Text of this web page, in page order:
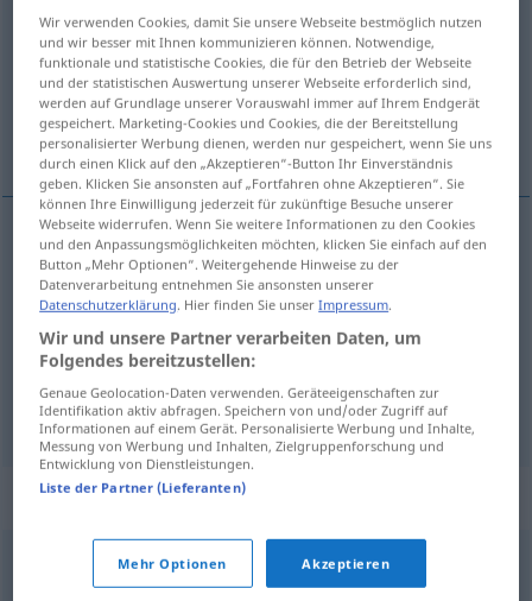
olycka [˅uːlyka]s
Übersicht aller Übersetzungen
(Für mehr Details die Übersetzung anklicken/antippen)
Unglück, Unheil, Unfall
Unglückn olycka
Unheiln olycka
Unfallm olycka
Beispielsätze für "olycka"
det har skett en olycka
Wir verwenden Cookies, damit Sie unsere Webseite bestmöglich nutzen
und wir besser mit Ihnen kommunizieren können. Notwendige,
funktionale und statistische Cookies, die für den Betrieb der Webseite
und der statistischen Auswertung unserer Webseite erforderlich sind,
werden auf Grundlage unserer Vorauswahl immer auf Ihrem Endgerät
gespeichert. Marketing-Cookies und Cookies, die der Bereitstellung
personalisierter Werbung dienen, werden nur gespeichert, wenn Sie uns
durch einen Klick auf den „Akzeptieren“-Button Ihr Einverständnis
geben. Klicken Sie ansonsten auf „Fortfahren ohne Akzeptieren“. Sie
können Ihre Einwilligung jederzeit für zukünftige Besuche unserer
Webseite widerrufen. Wenn Sie weitere Informationen zu den Cookies
und den Anpassungsmöglichkeiten möchten, klicken Sie einfach auf den
Button „Mehr Optionen“. Weitergehende Hinweise zu der
Datenverarbeitung entnehmen Sie ansonsten unserer
Datenschutzerklärung. Hier finden Sie unserImpressum.
Wir und unsere Partner verarbeiten Daten, um
Folgendes bereitzustellen:
Genaue Geolocation-Daten verwenden. Geräteeigenschaften zur
Identifikation aktiv abfragen. Speichern von und/oder Zugriff auf
Informationen auf einem Gerät. Personalisierte Werbung und Inhalte,
Messung von Werbung und Inhalten, Zielgruppenforschung und
Entwicklung von Dienstleistungen.
Liste der Partner (Lieferanten)
Mehr Optionen Akzeptieren